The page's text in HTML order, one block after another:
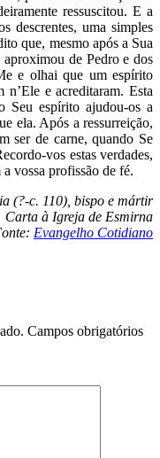
ressuscitou. E a
descrentes, uma simples
que, mesmo após a Sua
aproximou de Pedro e dos
e olhai que um espírito
n’Ele e acreditaram. Esta
Seu espírito ajudou-os a
ela. Após a ressurreição,
ser de carne, quando Se
vos estas verdades,
vossa profissão de fé.
(?-c. 110), bispo e mártir
Carta à Igreja de Esmirna
Evangelho Cotidiano
Campos obrigatórios